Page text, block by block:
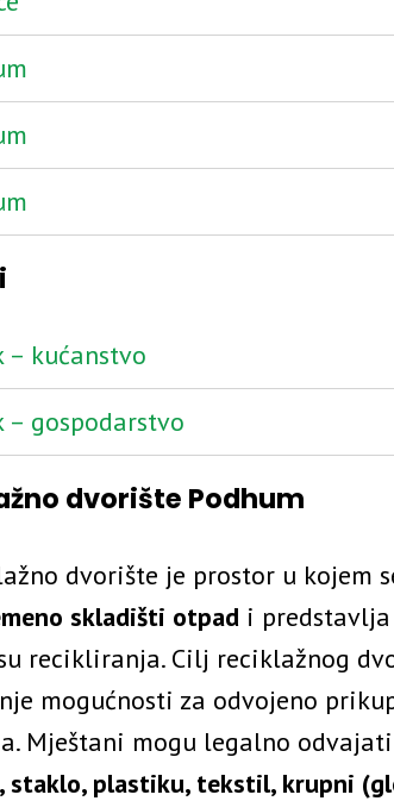
– kućanstvo
– gospodarstvo
dvorište Podhum
dvorište je prostor u kojem
skladišti otpad i
recikliranja. Cilj reciklažnog
mogućnosti za odvojeno
Mještani mogu legalno odvajati
staklo, plastiku, tekstil, krupni